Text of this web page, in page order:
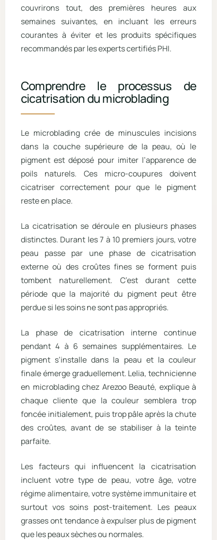
couvrirons tout, des premières heures aux
semaines suivantes, en incluant les erreurs
courantes à éviter et les produits spécifiques
recommandés par les experts certifiés PHI.
Comprendre le processus de
cicatrisation du microblading
Le microblading crée de minuscules incisions
dans la couche supérieure de la peau, où le
pigment est déposé pour imiter l’apparence de
poils naturels. Ces micro-coupures doivent
cicatriser correctement pour que le pigment
reste en place.
La cicatrisation se déroule en plusieurs phases
distinctes. Durant les 7 à 10 premiers jours, votre
peau passe par une phase de cicatrisation
externe où des croûtes fines se forment puis
tombent naturellement. C’est durant cette
période que la majorité du pigment peut être
perdue si les soins ne sont pas appropriés.
La phase de cicatrisation interne continue
pendant 4 à 6 semaines supplémentaires. Le
pigment s’installe dans la peau et la couleur
finale émerge graduellement. Lelia, technicienne
en microblading chez Arezoo Beauté, explique à
chaque cliente que la couleur semblera trop
foncée initialement, puis trop pâle après la chute
des croûtes, avant de se stabiliser à la teinte
parfaite.
Les facteurs qui influencent la cicatrisation
incluent votre type de peau, votre âge, votre
régime alimentaire, votre système immunitaire et
surtout vos soins post-traitement. Les peaux
grasses ont tendance à expulser plus de pigment
que les peaux sèches ou normales.